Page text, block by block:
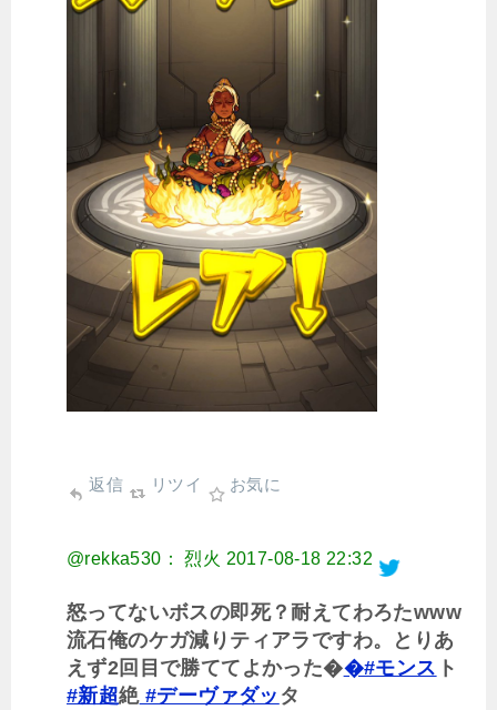
返信 リツイ お気に
@rekka530： 烈火 2017-08-18 22:32
怒ってないボスの即死？耐えてわろたwww
流石俺のケガ減りティアラですわ。とりあ
えず2回目で勝ててよかった��#モンス ト
#新超絶#デーヴァダッ タ